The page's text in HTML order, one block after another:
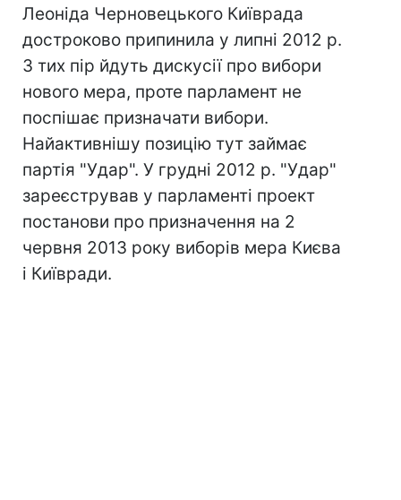
Леоніда Черновецького Київрада
достроково припинила у липні 2012 р.
З тих пір йдуть дискусії про вибори
нового мера, проте парламент не
поспішає призначати вибори.
Найактивнішу позицію тут займає
партія "Удар". У грудні 2012 р. "Удар"
зареєстрував у парламенті проект
постанови про призначення на 2
червня 2013 року виборів мера Києва
і Київради.